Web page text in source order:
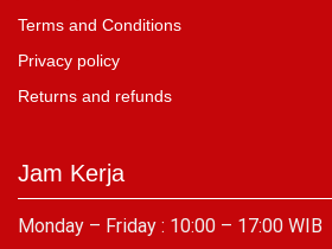
Terms and Conditions
Privacy policy
Returns and refunds
Jam Kerja
Monday – Friday : 10:00 – 17:00 WIB